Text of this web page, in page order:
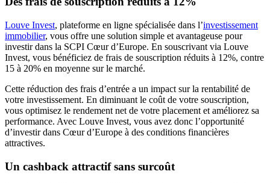
Louve Invest, plateforme en ligne spécialisée dans l’investissement
immobilier, vous offre une solution simple et avantageuse pour
investir dans la SCPI Cœur d’Europe. En souscrivant via Louve
Invest, vous bénéficiez de frais de souscription réduits à 12%, contre
15 à 20% en moyenne sur le marché.
Cette réduction des frais d’entrée a un impact sur la rentabilité de
votre investissement. En diminuant le coût de votre souscription,
vous optimisez le rendement net de votre placement et améliorez sa
performance. Avec Louve Invest, vous avez donc l’opportunité
d’investir dans Cœur d’Europe à des conditions financières
attractives.
Un cashback attractif sans surcoût